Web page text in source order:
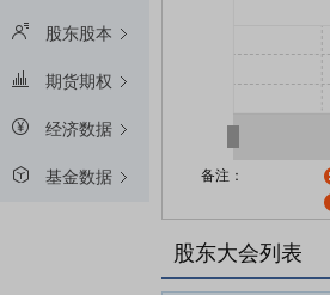
股东股本
期货期权
经济数据
基金数据 备注：
股东大会列表